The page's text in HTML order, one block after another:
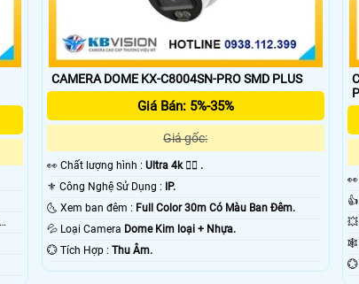
CAMERA DOME KX-C8004SN-PRO SMD PLUS
Giá Bán: 5%-35%
Giá gốc:
️👀 Chất lượng hình : Ultra 4k 👍🏾 .
⚜️ Công Nghệ Sử Dụng :
IP.
🌜 Xem ban đêm : Full Color 30m Có Màu Ban Ðêm.
💦 Loại Camera Dome Kim loại + Nhựa.
️💮 Tích Hợp : Thu Âm.